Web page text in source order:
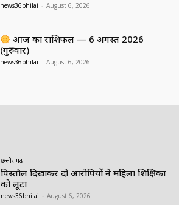
news36bhilai - August 6, 2026
आज का राशिफल — 6 अगस्त 2026
(गुरुवार)
news36bhilai - August 6, 2026
छत्तीसगढ़
पिस्तौल दिखाकर दो आरोपियों ने महिला शिक्षिका
को लूटा
news36bhilai August 6, 2026